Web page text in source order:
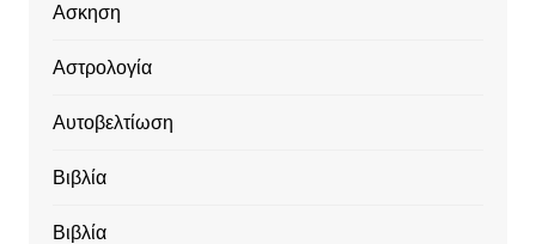
Ασκηση
Αστρολογία
Αυτοβελτίωση
Βιβλία
Βιβλία